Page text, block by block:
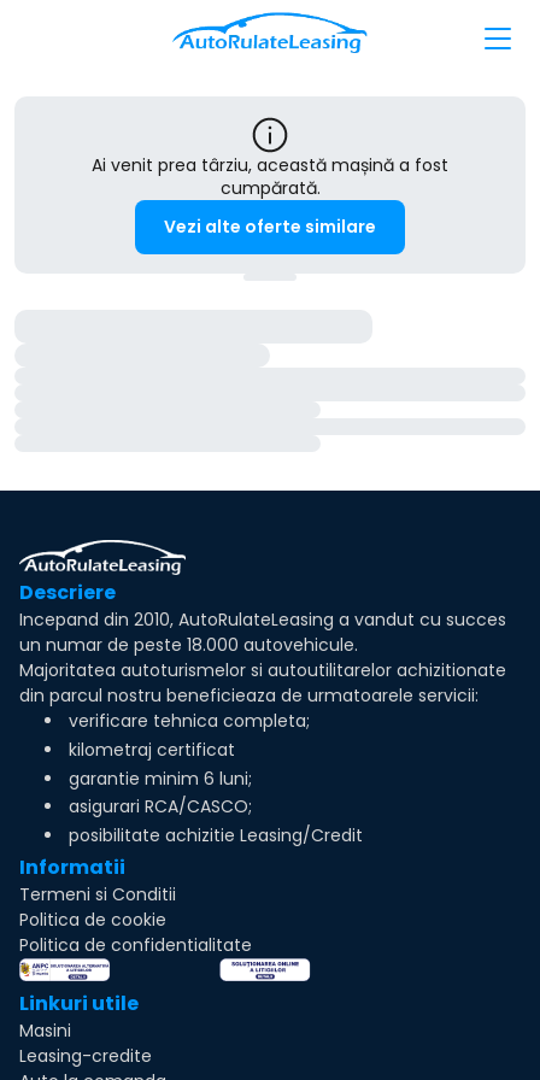
Ai venit prea târziu, această mașină a fost
cumpărată.
Vezi alte oferte similare
Descriere
Incepand din 2010, AutoRulateLeasing a vandut cu succes
un numar de peste 18.000 autovehicule.
Majoritatea autoturismelor si autoutilitarelor achizitionate
din parcul nostru beneficieaza de urmatoarele servicii:
verificare tehnica completa;
kilometraj certificat
garantie minim 6 luni;
asigurari RCA/CASCO;
posibilitate achizitie Leasing/Credit
Informatii
Termeni si Conditii
Politica de cookie
Politica de confidentialitate
Linkuri utile
Masini
Leasing-credite